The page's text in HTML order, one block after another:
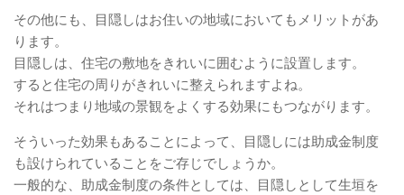
その他にも、目隠しはお住いの地域においてもメリットがあ
ります。
目隠しは、住宅の敷地をきれいに囲むように設置します。
すると住宅の周りがきれいに整えられますよね。
それはつまり地域の景観をよくする効果にもつながります。
そういった効果もあることによって、目隠しには助成金制度
も設けられていることをご存じでしょうか。
一般的な、助成金制度の条件としては、目隠しとして生垣を